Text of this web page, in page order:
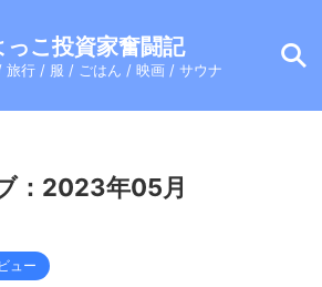
っこ投資家奮闘記
旅行 / 服 / ごはん / 映画 / サウナ
：2023年05月
ュー